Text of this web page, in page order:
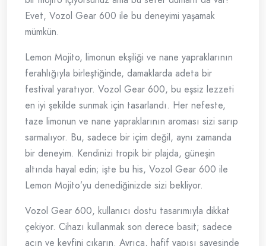
Evet, Vozol Gear 600 ile bu deneyimi yaşamak
mümkün.
Lemon Mojito, limonun ekşiliği ve nane yapraklarının
ferahlığıyla birleştiğinde, damaklarda adeta bir
festival yaratıyor. Vozol Gear 600, bu eşsiz lezzeti
en iyi şekilde sunmak için tasarlandı. Her nefeste,
taze limonun ve nane yapraklarının aroması sizi sarıp
sarmalıyor. Bu, sadece bir içim değil, aynı zamanda
bir deneyim. Kendinizi tropik bir plajda, güneşin
altında hayal edin; işte bu his, Vozol Gear 600 ile
Lemon Mojito’yu denediğinizde sizi bekliyor.
Vozol Gear 600, kullanıcı dostu tasarımıyla dikkat
çekiyor. Cihazı kullanmak son derece basit; sadece
açın ve keyfini çıkarın. Ayrıca, hafif yapısı sayesinde